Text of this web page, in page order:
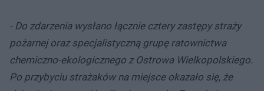
- Do zdarzenia wysłano łącznie cztery zastępy straży
pożarnej oraz specjalistyczną grupę ratownictwa
chemiczno-ekologicznego z Ostrowa Wielkopolskiego.
Po przybyciu strażaków na miejsce okazało się, że